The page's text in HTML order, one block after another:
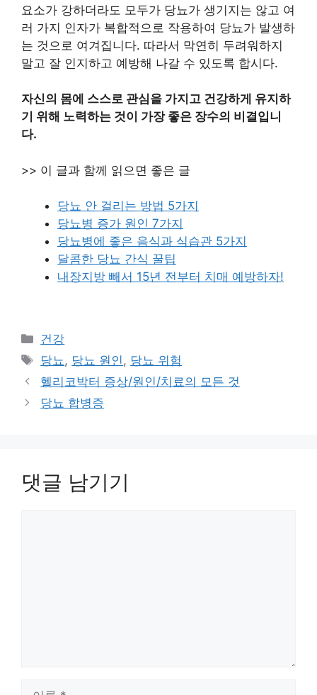
요소가 강하더라도 모두가 당뇨가 생기지는 않고 여
러 가지 인자가 복합적으로 작용하여 당뇨가 발생하
는 것으로 여겨집니다. 따라서 막연히 두려워하지
말고 잘 인지하고 예방해 나갈 수 있도록 합시다.
자신의 몸에 스스로 관심을 가지고 건강하게 유지하
기 위해 노력하는 것이 가장 좋은 장수의 비결입니
다.
>> 이 글과 함께 읽으면 좋은 글
당뇨 안 걸리는 방법 5가지
당뇨병 증가 원인 7가지
당뇨병에 좋은 음식과 식습관 5가지
달콤한 당뇨 간식 꿀팁
내장지방 빼서 15년 전부터 치매 예방하자!
카
테
고
리
건강
태
그
당뇨 , 당뇨 원인 , 당뇨 위험
헬리코박터 증상/원인/치료의 모든 것
당뇨 합병증
댓글 남기기